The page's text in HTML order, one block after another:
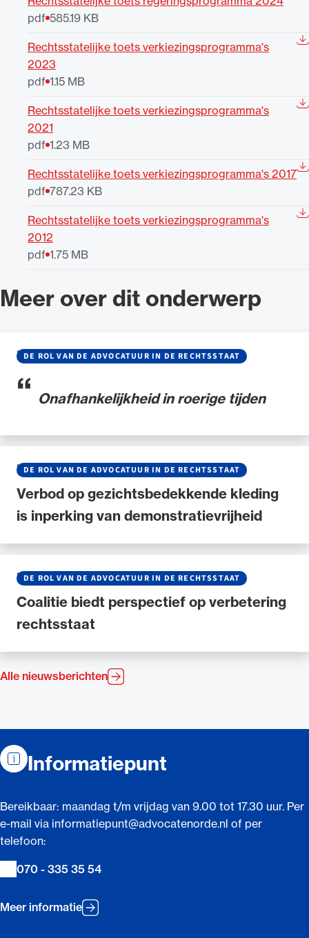
pdf 585.19 KB
Rechtsstatelijke toets verkiezingsprogramma's
2023
pdf 1.15 MB
Rechtsstatelijke toets verkiezingsprogramma's
2021
pdf 1.23 MB
Rechtsstatelijke toets verkiezingsprogramma's 2017
pdf 787.23 KB
Rechtsstatelijke toets verkiezingsprogramma's
2012
pdf 1.75 MB
Meer over dit onderwerp
Alle nieuwsberichten
Onafhankelijkheid in roerige tijden
DE ROL VAN DE ADVOCATUUR IN DE RECHTSSTAAT
BLOG•09 MAART 2026
Verbod op gezichtsbedekkende kleding
is inperking van demonstratievrijheid
DE ROL VAN DE ADVOCATUUR IN DE RECHTSSTAAT
NIEUWS •26 FEBRUARI 2026
Coalitie biedt perspectief op verbetering
rechtsstaat
DE ROL VAN DE ADVOCATUUR IN DE RECHTSSTAAT
NIEUWS •17 FEBRUARI 2026
Contactinformatie
Informatiepunt
Bereikbaar: maandag t/m vrijdag van 9.00 tot 17.30 uur. Per
e-mail via informatiepunt@advocatenorde.nl of per
telefoon:
070 - 335 35 54
Meer informatie